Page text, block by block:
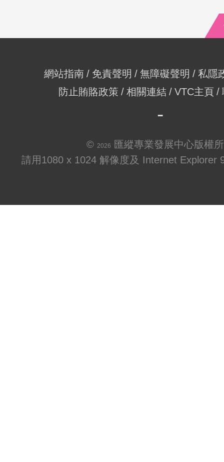
網站指南 免責聲明 無障礙聲明
私隱
防止賄賂政策
相關連結 VTC主頁
© 2026
匯縱專業發展中心版權
請用1080 x 1024 解像度及 Internet Explorer